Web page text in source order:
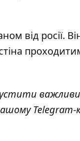
від росії.
Telegram-